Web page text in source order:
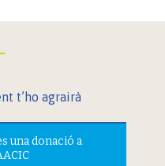
t’ho agrairà
una donació a